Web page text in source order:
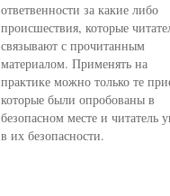
ответвенности за какие либо
происшествия, которые
связывают с прочитанным
материалом. Применять на
практике можно только те
которые были опробованы в
безопасном месте и читатель
в их безопасности.